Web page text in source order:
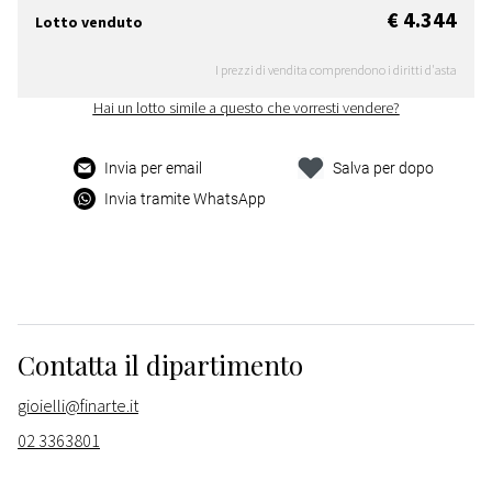
Lotto venduto € 4.344
I prezzi di vendita comprendono i diritti d'asta
Hai un lotto simile a questo che vorresti vendere?
Invia per email
Invia tramite WhatsApp
Salva per dopo
Contatta il dipartimento
gioielli@finarte.it
02 3363801